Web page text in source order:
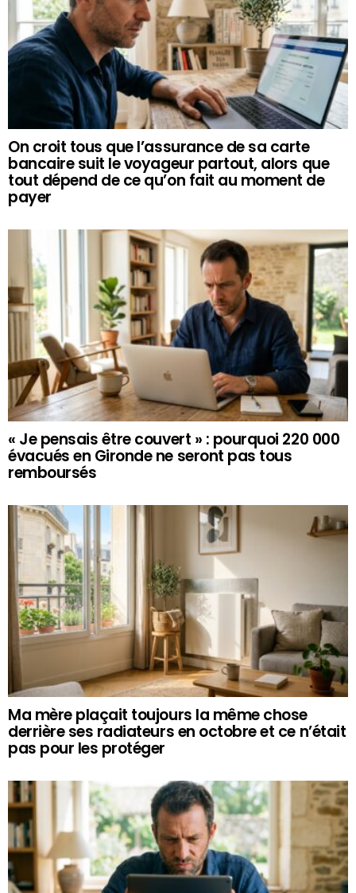
On croit tous que l’assurance de sa carte
bancaire suit le voyageur partout, alors que
tout dépend de ce qu’on fait au moment de
payer
« Je pensais être couvert » : pourquoi 220 000
évacués en Gironde ne seront pas tous
remboursés
Ma mère plaçait toujours la même chose
derrière ses radiateurs en octobre et ce n’était
pas pour les protéger